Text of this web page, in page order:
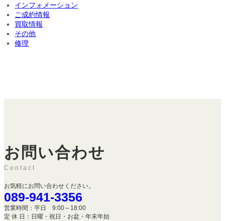
インフォメーション
ご成約情報
買取情報
その他
修理
お問い合わせ
Contact
お気軽にお問い合わせください。
089-941-3356
営業時間：平日 9:00～18:00
定 休 日：日曜・祝日・お盆・年末年始